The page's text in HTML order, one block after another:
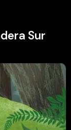
Sur